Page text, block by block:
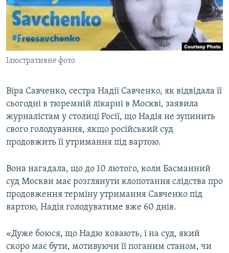
ВІДЕОУРОКИ «ELIFBE»
СВІДЧЕННЯ ОКУПАЦІЇ
УКРАЇНСЬКА ПРОБЛЕМА КРИМУ
ІНФОГРАФІКА
Русский
Qırımtatar
ДОЛУЧАЙСЯ!
Усі сайти RFE/RL
Ілюстративне фото
Віра Савченко, сестра Надії Савченко, як відвідала її
сьогодні в тюремній лікарні в Москві, заявила
журналістам у столиці Росії, що Надія не зупинить
свого голодування, якщо російський суд
продовжить її утримання під вартою.
Вона нагадала, що до 10 лютого, коли Басманний
суд Москви має розглянути клопотання слідства про
продовження терміну утримання Савченко під
вартою, Надія голодуватиме вже 60 днів.
«Дуже боюся, що Надю ховають, і на суд, який
скоро має бути, мотивуючи її поганим станом, чи